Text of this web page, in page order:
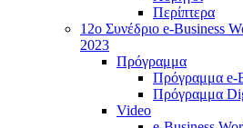
Περίπτερα
12o Συνέδριο e-Business
2023
Πρόγραμμα
Πρόγραμμα e-
Πρόγραμμα
Video